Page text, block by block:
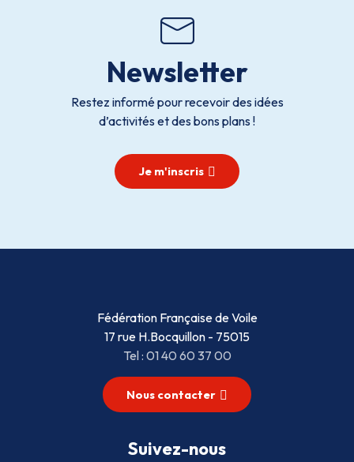
Newsletter
Restez informé pour recevoir des idées
d’activités et des bons plans !
Je m'inscris
Fédération Française de Voile
17 rue H.Bocquillon - 75015
Tel : 01 40 60 37 00
Nous contacter
Suivez-nous